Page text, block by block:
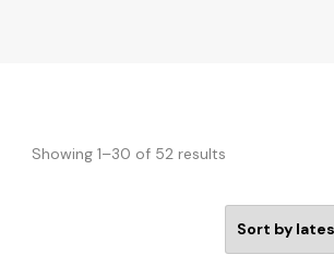
Showing 1–30 of 52 results